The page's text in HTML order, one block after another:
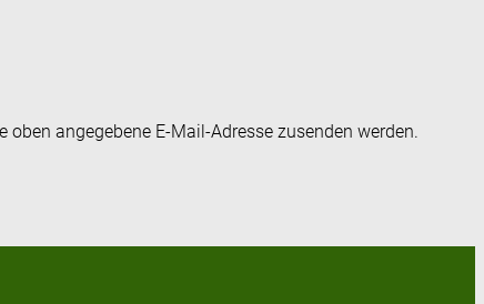
angegebene E-Mail-Adresse zusenden werden.